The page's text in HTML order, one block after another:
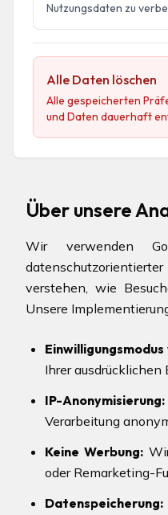
Nutzungsdaten zu
Alle Daten löschen
Alle gespeicherten
und Daten dauerhaft
Über unsere
Wir verwenden
verstehen, wie
Unsere
Einwilligungsmodus
Ihrer
IP-Anonymisierung:
Verarbeitung
Keine Werbung:
oder Remarketing-
Datenspeicherung: